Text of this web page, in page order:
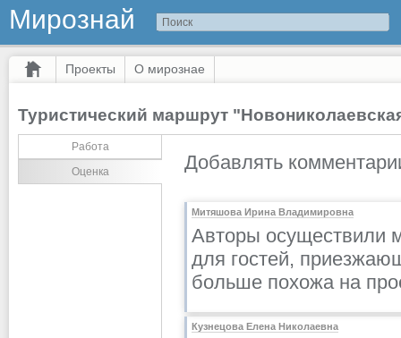
Мирознай
Проекты О мирознае
Туристический маршрут
Работа
Оценка
Добавлять
Митяшова Ирина Владимировна
Авторы осуществили
для гостей,
больше похожа на
Кузнецова Елена Николаевна